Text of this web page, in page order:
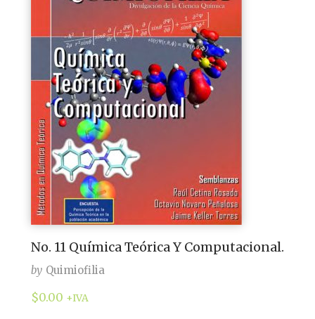
No. 11 Química Teórica Y Computacional.
by Quimiofilia
$0.00 +IVA